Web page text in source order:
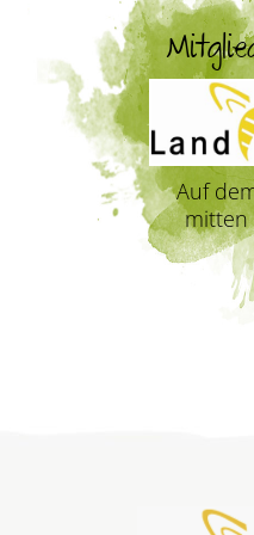
Auf
mitten